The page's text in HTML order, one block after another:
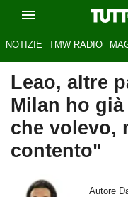
NOTIZIE TMW RADIO
Leao, altre
Milan ho
che volevo,
contento"
Autore